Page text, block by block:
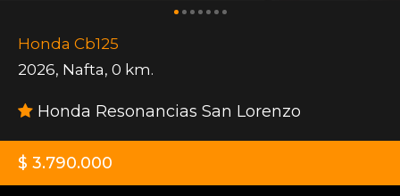
Honda Cb125
2026, Nafta, 0 km.
Honda Resonancias San Lorenzo
$ 3.790.000